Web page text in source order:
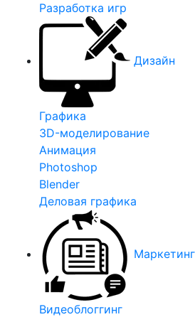
Разработка игр
Дизайн
Графика
3D-моделирование
Анимация
Photoshop
Blender
Деловая графика
Маркетинг
Видеоблоггинг